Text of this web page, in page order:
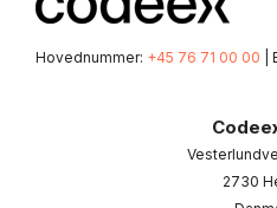
Hovednummer: +45 76 71 00 00 |
2730